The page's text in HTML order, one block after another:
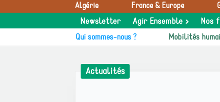
Algérie France & Europe
Newsletter Agir Ensemble > Nos
Qui sommes-nous ? Mobilités
Actualités